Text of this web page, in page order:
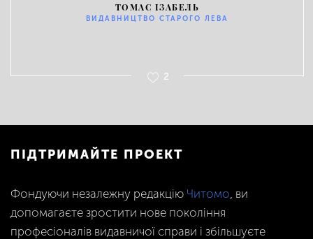
ТОМАС ІЗАБЕЛЬ
ВИДАВНИЦТВО СТАРОГО ЛЕВА
2
ПІДТРИМАЙТЕ ПРОЕКТ
Фондуючи незалежну редакцію Читомо, ви
допомагаєте зростити нове покоління
професіоналів видавничої справи і збільшуєте